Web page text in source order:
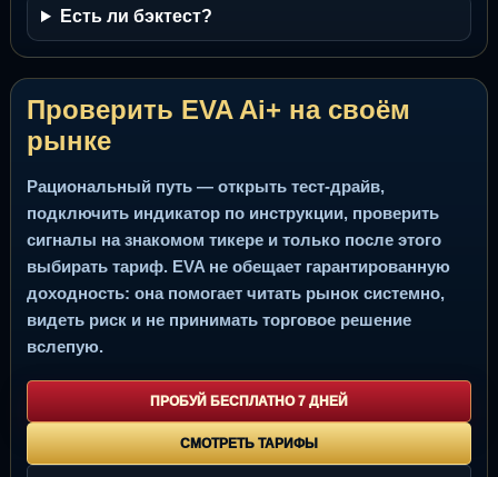
Есть ли бэктест?
Проверить EVA Ai+ на своём
рынке
Рациональный путь — открыть тест-драйв,
подключить индикатор по инструкции, проверить
сигналы на знакомом тикере и только после этого
выбирать тариф. EVA не обещает гарантированную
доходность: она помогает читать рынок системно,
видеть риск и не принимать торговое решение
вслепую.
ПРОБУЙ БЕСПЛАТНО 7 ДНЕЙ
СМОТРЕТЬ ТАРИФЫ